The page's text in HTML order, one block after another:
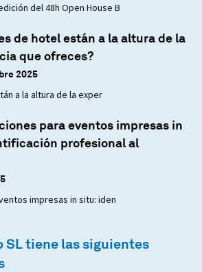
del 48h Open House B
de hotel están a la altura de la
que ofreces?
2025
a la altura de la exper
para eventos impresas in
profesional al
impresas in situ: iden
SL tiene las siguientes